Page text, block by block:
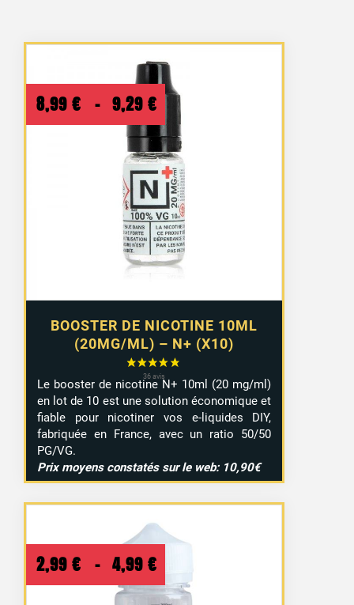
BOOSTER DE NICOTINE 10ML
(20MG/ML) – N+ (X10)
8,99 € – 9,29 € Plage
de
prix :
8,99 €
à
9,29 €
Le booster de nicotine N+ 10ml (20 mg/ml)
en lot de 10 est une solution économique et
fiable pour nicotiner vos e-liquides DIY,
fabriquée en France, avec un ratio 50/50
PG/VG.
Prix moyens constatés sur le web: 10,90€
2,99 € – 4,99 €
de